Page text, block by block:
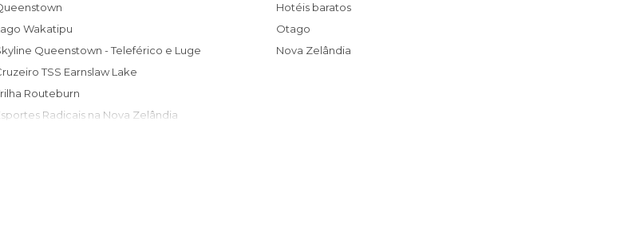
Queenstown
Lago Wakatipu
Skyline Queenstown - Teleférico e Luge
Cruzeiro TSS Earnslaw Lake
Trilha Routeburn
Esportes Radicais na Nova Zelândia
Hotéis baratos
Otago
Nova Zelândia